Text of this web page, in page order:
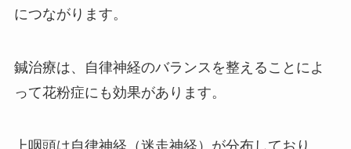
につながります。
鍼治療は、自律神経のバランスを整えることによ
って花粉症にも効果があります。
上咽頭は自律神経（迷走神経）が分布しており、